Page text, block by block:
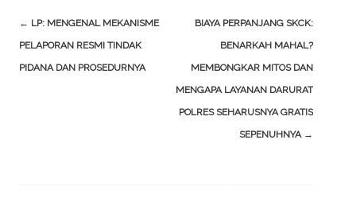
Post
navigation
← LP: MENGENAL MEKANISME
PELAPORAN RESMI TINDAK
PIDANA DAN PROSEDURNYA
BIAYA PERPANJANG SKCK:
BENARKAH MAHAL?
MEMBONGKAR MITOS DAN
MENGAPA LAYANAN DARURAT
POLRES SEHARUSNYA GRATIS
SEPENUHNYA →